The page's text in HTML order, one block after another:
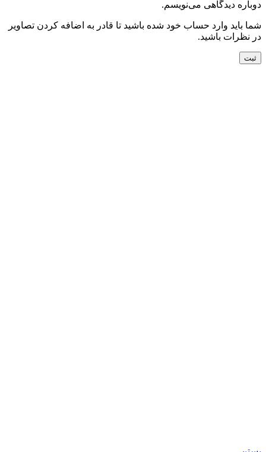
دوباره دیدگاهی می‌نویسم.
شما باید وارد حساب خود شده باشید تا قادر به اضافه کردن تصاویر
در نظرات باشید.